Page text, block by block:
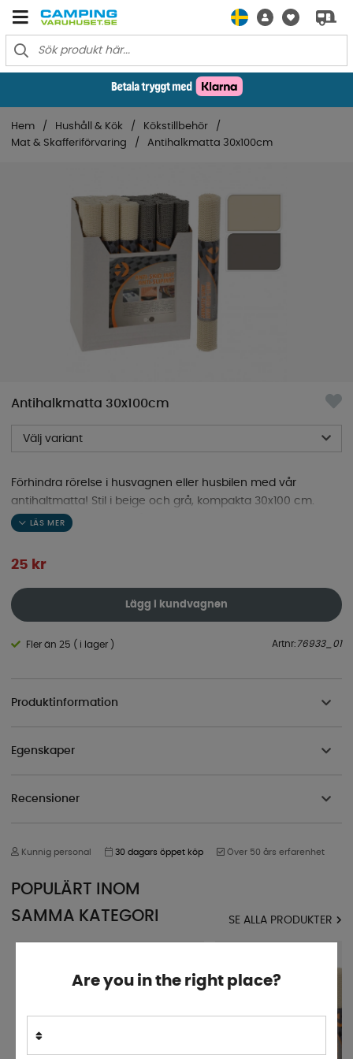
Hem Hushåll & Kök
Kökstillbehör
Mat & Skafferiförvaring
Antihalkmatta 30x100cm
Antihalkmatta 30x100cm
Välj variant
Förhindra rörelse i husvagnen eller husbilen med vår
antihaltmatta! Stil i beige och grå, kompakta 30x100 cm.
Ordning och stabilitet på resan!
25 kr
Lägg i kundvagnen
Fler än 25 ( i lager ) Artnr: 76933_01
Produktinformation
Egenskaper
Recensioner
Kunnig personal 30 dagars öppet köp Över 50 års erfarenhet
POPULÄRT INOM
SAMMA KATEGORI
SE ALLA PRODUKTER
Are you in the right place?